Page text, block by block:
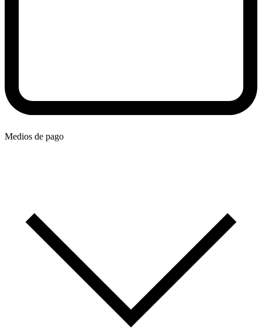
Medios de pago